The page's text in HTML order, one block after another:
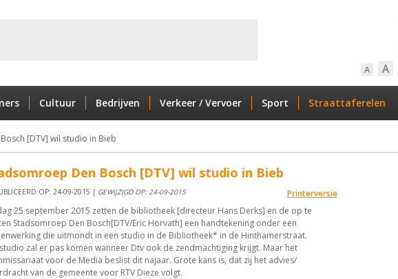
A A
Cultuur Bedrijven Verkeer / Vervoer Sport Straattaferelen
[DTV] wil studio in Bieb
Den Bosch [DTV] wil studio in Bieb
Printerversie
OP: 24-09-2015 | GEWIJZIGD OP: 24-09-2015
25 september 2015 zetten de bibliotheek [directeur Hans Derks] en de op te
Stadsomroep Den Bosch[DTV/Eric Horvath] een handtekening onder een
die uitmondt in een studio in de Bibliotheek* in de Hinthamerstraat.
zal er pas komen wanneer Dtv ook de zendmachtiging krijgt. Maar het
voor de Media beslist dit najaar. Grote kans is, dat zij het advies/
van de gemeente voor RTV Dieze volgt.